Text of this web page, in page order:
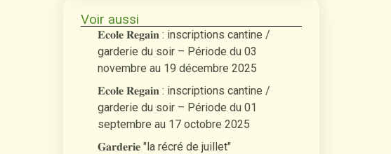
Voir aussi
𝐄𝐜𝐨𝐥𝐞 𝐑𝐞𝐠𝐚𝐢𝐧 : inscriptions cantine /
garderie du soir – Période du 03
novembre au 19 décembre 2025
𝐄𝐜𝐨𝐥𝐞 𝐑𝐞𝐠𝐚𝐢𝐧 : inscriptions cantine /
garderie du soir – Période du 01
septembre au 17 octobre 2025
𝐆𝐚𝐫𝐝𝐞𝐫𝐢𝐞 "la récré de juillet"